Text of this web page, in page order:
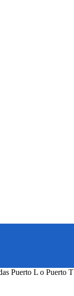
Puerto L o Puerto T